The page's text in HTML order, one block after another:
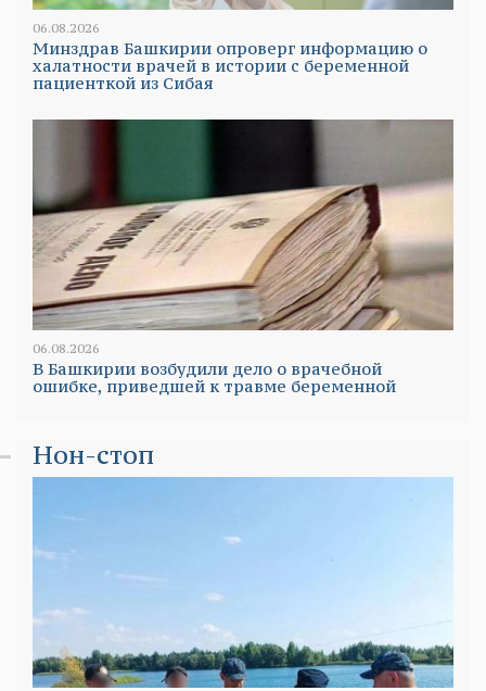
06.08.2026
Минздрав Башкирии опроверг информацию о
халатности врачей в истории с беременной
пациенткой из Сибая
06.08.2026
В Башкирии возбудили дело о врачебной
ошибке, приведшей к травме беременной
Нон-стоп